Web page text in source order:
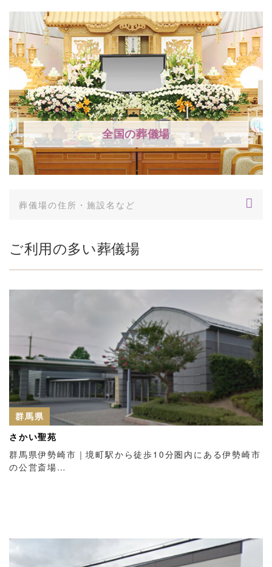
全国の葬儀場
ご利用の多い葬儀場
群馬県
さかい聖苑
群馬県伊勢崎市｜境町駅から徒歩10分圏内にある伊勢崎市
の公営斎場…